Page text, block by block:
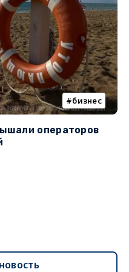
бизнес
операторов